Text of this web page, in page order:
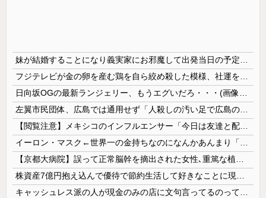
妹が結婚することになり義実家にお邪魔して出発当日の予定を話していた すると義兄嫁が「北海道って、ご祝儀1万8千円って指定してくるんだって？」 と聞いてきて…
フジテレビが金の卵を産む鶏を自ら絞め殺した模様、社運を賭けたドル箱コンテンツが御蔵入りになってしまい……
日向坂OGの最新ランジェリー、もうエグいだろ・・・(画像どーん)
左翼市民団体、広島では通用せず「人殺しの汚い足で広島の土を踏むな！」→広島県民「お前らの方が汚いんじゃ！」「ワシらが広島県民じゃ」
【閲覧注意】メキシコのインフルエンサー「今日は友達と配達員のアルバイトを体験してみるよ！！」←結果・・・
イーロン・マスク←世界一の金持ちなのになんかあんまり「羨ましい」と感じない理由
【京都大病院】誤って正常脳幹を摘出された女性､重篤な植物状態だが意識は正常で何かを思考していると判明
株資産7億円抱え込んで優待で節約生活して好きなことに現金使わないまま死んでく人の最後の言葉
キャッシュレス派の人が現金のみの店に文句言ってるのってどう思う？